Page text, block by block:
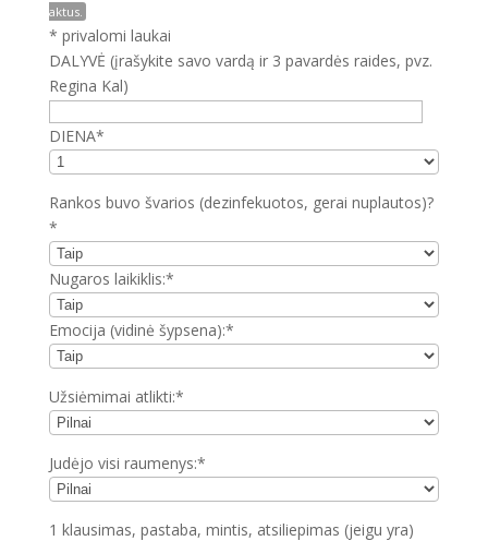
aktus.
* privalomi laukai
DALYVĖ (įrašykite savo vardą ir 3 pavardės raides, pvz.
Regina Kal)
DIENA*
Rankos buvo švarios (dezinfekuotos, gerai nuplautos)?
*
Nugaros laikiklis:*
Emocija (vidinė šypsena):*
Užsiėmimai atlikti:*
Judėjo visi raumenys:*
1 klausimas, pastaba, mintis, atsiliepimas (jeigu yra)